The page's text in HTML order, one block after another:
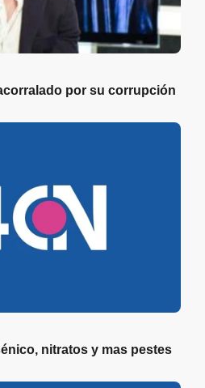
por su corrupción
nitratos y mas pestes